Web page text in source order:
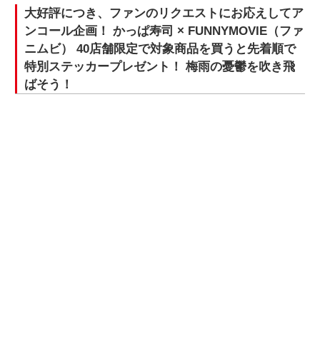
大好評につき、ファンのリクエストにお応えしてア
ンコール企画！ かっぱ寿司 × FUNNYMOVIE（ファ
ニムビ） 40店舗限定で対象商品を買うと先着順で
特別ステッカープレゼント！ 梅雨の憂鬱を吹き飛
ばそう！